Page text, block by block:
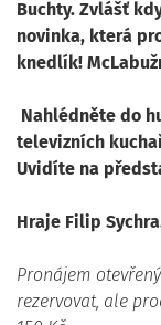
Buchty. Zvlášť
novinka, která
knedlík!
Nahlédněte do
televizních
Uvidíte na
Hraje Filip
Pronájem
rezervovat, ale